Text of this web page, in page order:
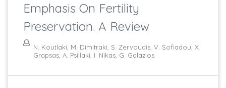
Emphasis On Fertility
Preservation. A Review
N. Koutlaki, M. Dimitraki, S. Zervoudis, V. Sofiadou, X.
Grapsas, A. Psillaki, I. Nikas, G. Galazios